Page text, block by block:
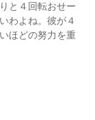
と４回転おせー
わよね。彼が４
ほどの努力を重